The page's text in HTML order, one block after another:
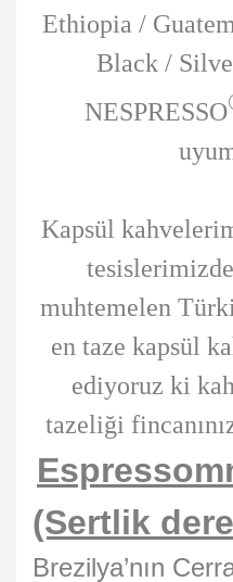
Ethiopia /
Black /
NESPRESSO
Kapsül
muhtemelen
en taze kapsül
ediyoruz ki
tazeliği
(Sertlik
Brezilya’nın